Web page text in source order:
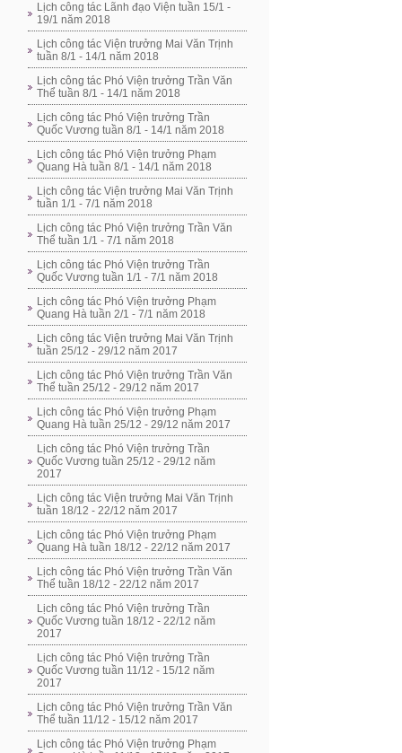
Lịch công tác Lãnh đạo Viện tuần 15/1 -
19/1 năm 2018
Lịch công tác Viện trưởng Mai Văn Trịnh
tuần 8/1 - 14/1 năm 2018
Lịch công tác Phó Viện trưởng Trần Văn
Thể tuần 8/1 - 14/1 năm 2018
Lịch công tác Phó Viện trưởng Trần
Quốc Vương tuần 8/1 - 14/1 năm 2018
Lịch công tác Phó Viện trưởng Phạm
Quang Hà tuần 8/1 - 14/1 năm 2018
Lịch công tác Viện trưởng Mai Văn Trịnh
tuần 1/1 - 7/1 năm 2018
Lịch công tác Phó Viện trưởng Trần Văn
Thể tuần 1/1 - 7/1 năm 2018
Lịch công tác Phó Viện trưởng Trần
Quốc Vương tuần 1/1 - 7/1 năm 2018
Lịch công tác Phó Viện trưởng Phạm
Quang Hà tuần 2/1 - 7/1 năm 2018
Lịch công tác Viện trưởng Mai Văn Trịnh
tuần 25/12 - 29/12 năm 2017
Lịch công tác Phó Viện trưởng Trần Văn
Thể tuần 25/12 - 29/12 năm 2017
Lịch công tác Phó Viện trưởng Phạm
Quang Hà tuần 25/12 - 29/12 năm 2017
Lịch công tác Phó Viện trưởng Trần
Quốc Vương tuần 25/12 - 29/12 năm
2017
Lịch công tác Viện trưởng Mai Văn Trịnh
tuần 18/12 - 22/12 năm 2017
Lịch công tác Phó Viện trưởng Phạm
Quang Hà tuần 18/12 - 22/12 năm 2017
Lịch công tác Phó Viện trưởng Trần Văn
Thể tuần 18/12 - 22/12 năm 2017
Lịch công tác Phó Viện trưởng Trần
Quốc Vương tuần 18/12 - 22/12 năm
2017
Lịch công tác Phó Viện trưởng Trần
Quốc Vương tuần 11/12 - 15/12 năm
2017
Lịch công tác Phó Viện trưởng Trần Văn
Thể tuần 11/12 - 15/12 năm 2017
Lịch công tác Phó Viện trưởng Phạm